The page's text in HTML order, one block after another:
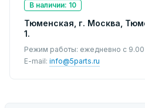
В наличии: 10
Тюменская, г. Москва,
1.
Режим работы: ежедневно с 9.00
E-mail: info@5parts.ru